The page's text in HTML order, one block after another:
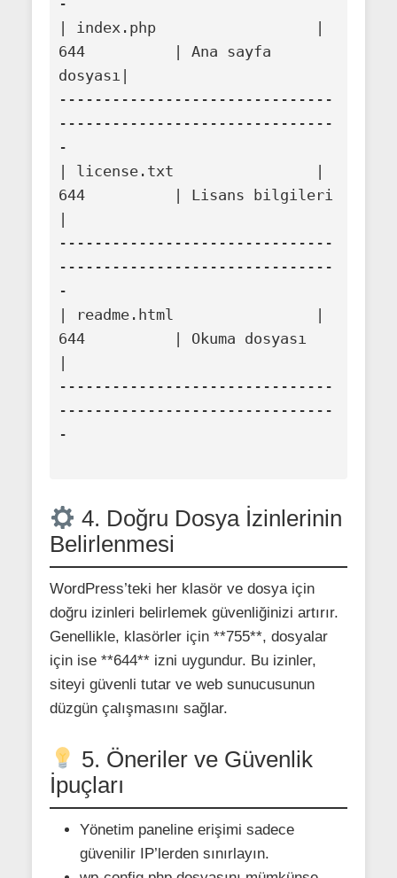
-
| index.php                  |
644          | Ana sayfa
dosyası|
-------------------------------
-------------------------------
-
| license.txt                |
644          | Lisans bilgileri
-------------------------------
-------------------------------
-
| readme.html                |
644          | Okuma dosyası
-------------------------------
-------------------------------
-
4. Doğru Dosya İzinlerinin
Belirlenmesi
WordPress’teki her klasör ve dosya için
doğru izinleri belirlemek güvenliğinizi artırır.
Genellikle, klasörler için **755**, dosyalar
için ise **644** izni uygundur. Bu izinler,
siteyi güvenli tutar ve web sunucusunun
düzgün çalışmasını sağlar.
5. Öneriler ve Güvenlik
İpuçları
Yönetim paneline erişimi sadece
güvenilir IP’lerden sınırlayın.